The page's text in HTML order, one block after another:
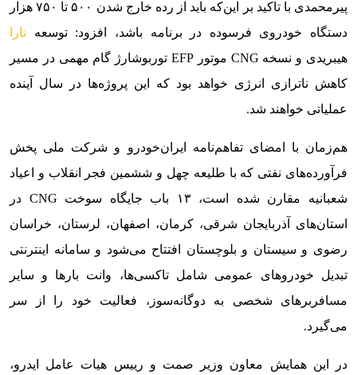
پیرمحمدی با تاکید بر این‌که باید از رده خارج شدن ۵۰۰ تا ۷۵۰ هزار
دستگاه خودروی فرسوده در برنامه باشد، افزود: توسعه تارا
هیبریدی و نسخه CNG موتور EFP توربوشارژ گام مهمی در مسیر
کاهش ناترازی انرژی خواهد بود که این پروژه‌ها در سال آینده
عملیاتی خواهند شد.
هم‌زمان با امضای تفاهم‌نامه ایران‌خودرو و شرکت ملی پخش
فرآورده‌های نفتی که با طلیعه چهل و ششمین فجر انقلاب ‌و اعیاد
شعبانیه مقارن شده است، ۱۳ باب جایگاه سوخت CNG در
استان‌های آذربایجان شرقی، کرمان، اصفهان، لرستان، خراسان
رضوی و سیستان و بلوچستان افتتاح می‌شود و سامانه اینترنتی
تبدیل خودروهای عمومی شامل تاکسی‌ها، وانت بارها و سایر
مسافربرهای شخصی به دوگانه‌سوز، فعالیت خود را از سر
می‌گیرد.
در این همایش معاون وزیر صمت و رییس هیات عامل ایدرو،